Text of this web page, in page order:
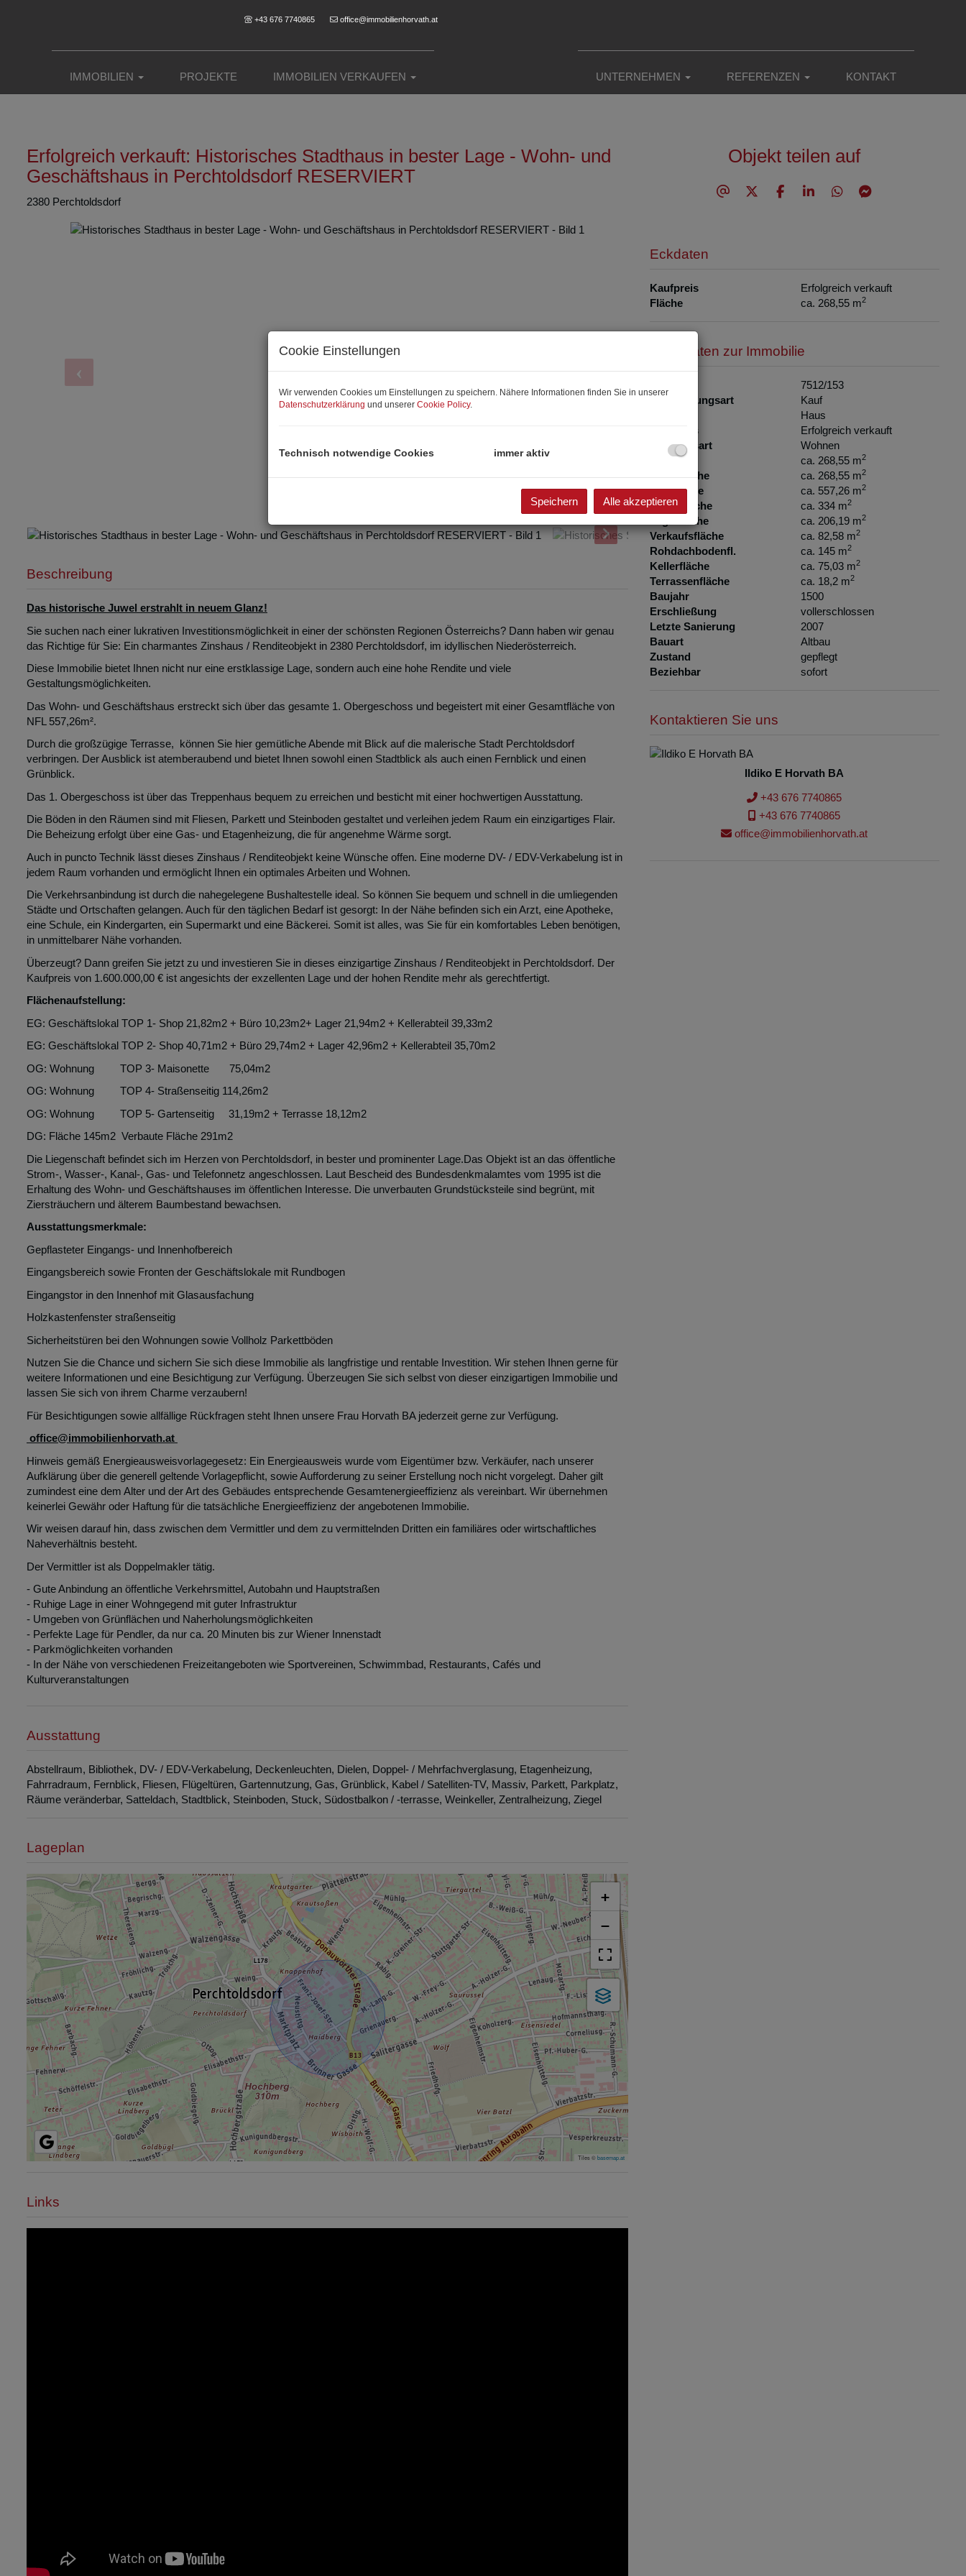
+43 676 7740865 office@immobilienhorvath.at
IMMOBILIEN PROJEKTE IMMOBILIEN VERKAUFEN UNTERNEHMEN REFERENZEN KONTAKT
Erfolgreich verkauft: Historisches Stadthaus in bester Lage - Wohn- und
Geschäftshaus in Perchtoldsdorf RESERVIERT
2380 Perchtoldsdorf
Beschreibung
Das historische Juwel erstrahlt in neuem Glanz!
Sie suchen nach einer lukrativen Investitionsmöglichkeit in einer der schönsten Regionen Österreichs? Dann haben wir genau
das Richtige für Sie: Ein charmantes Zinshaus / Renditeobjekt in 2380 Perchtoldsdorf, im idyllischen Niederösterreich.
Diese Immobilie bietet Ihnen nicht nur eine erstklassige Lage, sondern auch eine hohe Rendite und viele
Gestaltungsmöglichkeiten.
Das Wohn- und Geschäftshaus erstreckt sich über das gesamte 1. Obergeschoss und begeistert mit einer Gesamtfläche von
NFL 557,26m².
Durch die großzügige Terrasse, können Sie hier gemütliche Abende mit Blick auf die malerische Stadt Perchtoldsdorf
verbringen. Der Ausblick ist atemberaubend und bietet Ihnen sowohl einen Stadtblick als auch einen Fernblick und einen
Grünblick.
Das 1. Obergeschoss ist über das Treppenhaus bequem zu erreichen und besticht mit einer hochwertigen Ausstattung.
Die Böden in den Räumen sind mit Fliesen, Parkett und Steinboden gestaltet und verleihen jedem Raum ein einzigartiges Flair.
Die Beheizung erfolgt über eine Gas- und Etagenheizung, die für angenehme Wärme sorgt.
Auch in puncto Technik lässt dieses Zinshaus / Renditeobjekt keine Wünsche offen. Eine moderne DV- / EDV-Verkabelung ist in
jedem Raum vorhanden und ermöglicht Ihnen ein optimales Arbeiten und Wohnen.
Die Verkehrsanbindung ist durch die nahegelegene Bushaltestelle ideal. So können Sie bequem und schnell in die umliegenden
Städte und Ortschaften gelangen. Auch für den täglichen Bedarf ist gesorgt: In der Nähe befinden sich ein Arzt, eine Apotheke,
eine Schule, ein Kindergarten, ein Supermarkt und eine Bäckerei. Somit ist alles, was Sie für ein komfortables Leben benötigen,
in unmittelbarer Nähe vorhanden.
Überzeugt? Dann greifen Sie jetzt zu und investieren Sie in dieses einzigartige Zinshaus / Renditeobjekt in Perchtoldsdorf. Der
Kaufpreis von 1.600.000,00 € ist angesichts der exzellenten Lage und der hohen Rendite mehr als gerechtfertigt.
Flächenaufstellung:
EG: Geschäftslokal TOP 1- Shop 21,82m2 + Büro 10,23m2+ Lager 21,94m2 + Kellerabteil 39,33m2
EG: Geschäftslokal TOP 2- Shop 40,71m2 + Büro 29,74m2 + Lager 42,96m2 + Kellerabteil 35,70m2
OG: Wohnung TOP 3- Maisonette 75,04m2
OG: Wohnung TOP 4- Straßenseitig 114,26m2
OG: Wohnung TOP 5- Gartenseitig 31,19m2 + Terrasse 18,12m2
DG: Fläche 145m2 Verbaute Fläche 291m2
Die Liegenschaft befindet sich im Herzen von Perchtoldsdorf, in bester und prominenter Lage.Das Objekt ist an das öffentliche
Strom-, Wasser-, Kanal-, Gas- und Telefonnetz angeschlossen. Laut Bescheid des Bundesdenkmalamtes vom 1995 ist die
Erhaltung des Wohn- und Geschäftshauses im öffentlichen Interesse. Die unverbauten Grundstücksteile sind begrünt, mit
Ziersträuchern und älterem Baumbestand bewachsen.
Ausstattungsmerkmale:
Gepflasteter Eingangs- und Innenhofbereich
Eingangsbereich sowie Fronten der Geschäftslokale mit Rundbogen
Eingangstor in den Innenhof mit Glasausfachung
Holzkastenfenster straßenseitig
Sicherheitstüren bei den Wohnungen sowie Vollholz Parkettböden
Nutzen Sie die Chance und sichern Sie sich diese Immobilie als langfristige und rentable Investition. Wir stehen Ihnen gerne für
weitere Informationen und eine Besichtigung zur Verfügung. Überzeugen Sie sich selbst von dieser einzigartigen Immobilie und
lassen Sie sich von ihrem Charme verzaubern!
Für Besichtigungen sowie allfällige Rückfragen steht Ihnen unsere Frau Horvath BA jederzeit gerne zur Verfügung.
office@immobilienhorvath.at
Hinweis gemäß Energieausweisvorlagegesetz: Ein Energieausweis wurde vom Eigentümer bzw. Verkäufer, nach unserer
Aufklärung über die generell geltende Vorlagepflicht, sowie Aufforderung zu seiner Erstellung noch nicht vorgelegt. Daher gilt
zumindest eine dem Alter und der Art des Gebäudes entsprechende Gesamtenergieeffizienz als vereinbart. Wir übernehmen
keinerlei Gewähr oder Haftung für die tatsächliche Energieeffizienz der angebotenen Immobilie.
Wir weisen darauf hin, dass zwischen dem Vermittler und dem zu vermittelnden Dritten ein familiäres oder wirtschaftliches
Naheverhältnis besteht.
Der Vermittler ist als Doppelmakler tätig.
- Gute Anbindung an öffentliche Verkehrsmittel, Autobahn und Hauptstraßen
- Ruhige Lage in einer Wohngegend mit guter Infrastruktur
- Umgeben von Grünflächen und Naherholungsmöglichkeiten
- Perfekte Lage für Pendler, da nur ca. 20 Minuten bis zur Wiener Innenstadt
- Parkmöglichkeiten vorhanden
- In der Nähe von verschiedenen Freizeitangeboten wie Sportvereinen, Schwimmbad, Restaurants, Cafés und
Kulturveranstaltungen
Ausstattung
Abstellraum Bibliothek DV- / EDV-Verkabelung Deckenleuchten Dielen Doppel- / Mehrfachverglasung Etagenheizung
Fahrradraum Fernblick Fliesen Flügeltüren Gartennutzung Gas Grünblick Kabel / Satelliten-TV Massiv Parkett Parkplatz
Räume veränderbar Satteldach Stadtblick Steinboden Stuck Südostbalkon / -terrasse Weinkeller Zentralheizung Ziegel
Lageplan
+
−
Tiles ©basemap.at
Links
Objekt teilen auf
Eckdaten
Kaufpreis
Erfolgreich verkauft
Fläche
ca. 268,55 m2
Basisdaten zur Immobilie
7512/153
Vermarktungsart
Kauf
Haus
Kaufpreis
Erfolgreich verkauft
Nutzungsart
Wohnen
Fläche
ca. 268,55 m2
Wohnfläche ca. 268,55 m2
Nutzfläche ca. 557,26 m2
Grundfläche ca. 334 m2
Lagerfläche ca. 206,19 m2
Verkaufsfläche ca. 82,58 m2
Rohdachbodenfl. ca. 145 m2
Kellerfläche ca. 75,03 m2
Terrassenfläche ca. 18,2 m2
Baujahr
1500
Erschließung
vollerschlossen
Letzte Sanierung
2007
Bauart
Altbau
Zustand
gepflegt
Beziehbar
sofort
Kontaktieren Sie uns
Ildiko E Horvath BA
+43 676 7740865
+43 676 7740865
office@immobilienhorvath.at
Cookie Einstellungen
Wir verwenden Cookies um Einstellungen zu speichern. Nähere Informationen finden Sie in unserer
Datenschutzerklärung und unserer Cookie Policy.
Technisch notwendige Cookies immer aktiv
Speichern Alle akzeptieren